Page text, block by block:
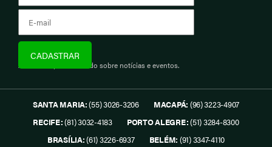
Assine e fique informado sobre notícias e eventos.
SANTA MARIA:(55) 3026-3206 MACAPÁ: (96) 3223-4907
RECIFE:(81) 3032-4183 PORTO ALEGRE:(51) 3284-8300
BRASÍLIA:(61) 3226-6937 BELÉM: (91) 3347-4110